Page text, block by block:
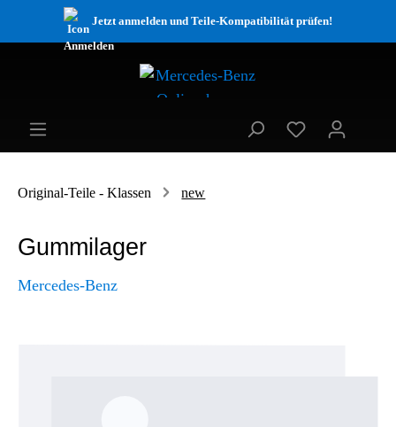
Jetzt anmelden und Teile-Kompatibilität prüfen!
Original-Teile - Klassen new
Gummilager
Mercedes-Benz